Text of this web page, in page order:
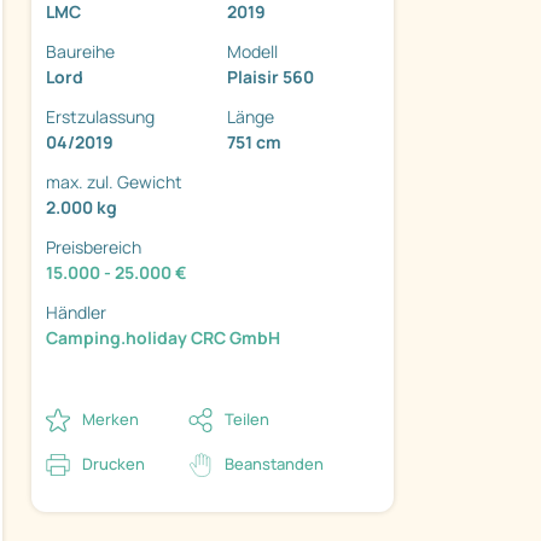
LMC
2019
Baureihe
Lord
Modell
Plaisir 560
Erstzulassung
04/2019
Länge
751 cm
max. zul. Gewicht
2.000 kg
Preisbereich
15.000 - 25.000 €
Händler
Camping.holiday CRC GmbH
Merken Teilen
Drucken Beanstanden